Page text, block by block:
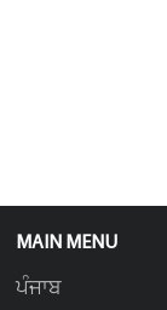
MAIN MENU
ਪੰਜਾਬ